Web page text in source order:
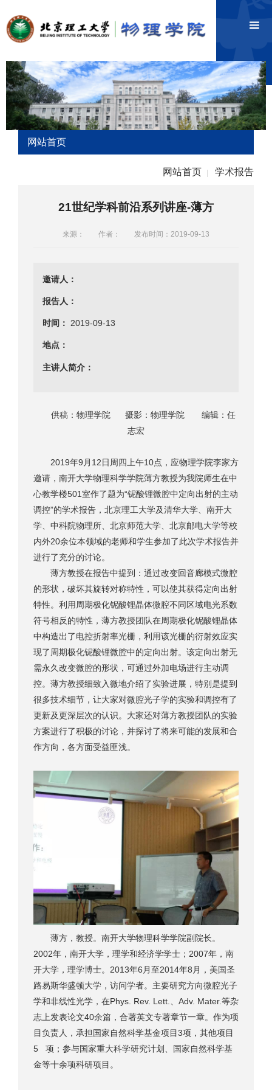
网站首页
网站首页 学术报告
21世纪学科前沿系列讲座-薄方
来源： 作者： 发布时间：2019-09-13
邀请人：
报告人：
时间： 2019-09-13
地点：
主讲人简介：
供稿：物理学院 摄影：物理学院 编辑：任
志宏
2019年9月12日周四上午10点，应物理学院李家方
邀请，南开大学物理科学学院薄方教授为我院师生在中
心教学楼501室作了题为“铌酸锂微腔中定向出射的主动
调控”的学术报告，北京理工大学及清华大学、南开大
学、中科院物理所、北京师范大学、北京邮电大学等校
内外20余位本领域的老师和学生参加了此次学术报告并
进行了充分的讨论。
薄方教授在报告中提到：通过改变回音廊模式微腔
的形状，破坏其旋转对称特性，可以使其获得定向出射
特性。利用周期极化铌酸锂晶体微腔不同区域电光系数
符号相反的特性，薄方教授团队在周期极化铌酸锂晶体
中构造出了电控折射率光栅，利用该光栅的衍射效应实
现了周期极化铌酸锂微腔中的定向出射。该定向出射无
需永久改变微腔的形状，可通过外加电场进行主动调
控。薄方教授细致入微地介绍了实验进展，特别是提到
很多技术细节，让大家对微腔光子学的实验和调控有了
更新及更深层次的认识。大家还对薄方教授团队的实验
方案进行了积极的讨论，并探讨了将来可能的发展和合
作方向，各方面受益匪浅。
薄方，教授。南开大学物理科学学院副院长。
2002年，南开大学，理学和经济学学士；2007年，南
开大学，理学博士。2013年6月至2014年8月，美国圣
路易斯华盛顿大学，访问学者。主要研究方向微腔光子
学和非线性光学，在Phys. Rev. Lett.、Adv. Mater.等杂
志上发表论文40余篇，合著英文专著章节一章。作为项
目负责人，承担国家自然科学基金项目3项，其他项目
5 项；参与国家重大科学研究计划、国家自然科学基
金等十余项科研项目。